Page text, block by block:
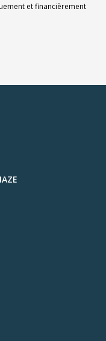
et financièrement